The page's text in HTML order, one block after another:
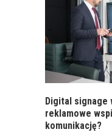
Digital signage
reklamowe
komunikację?